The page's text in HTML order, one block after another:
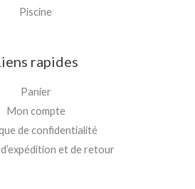
Piscine
rapides
Panier
Mon compte
de confidentialité
et de retour